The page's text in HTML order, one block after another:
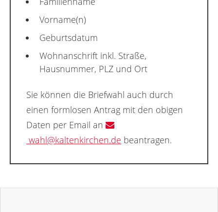
Vorname(n)
Geburtsdatum
Wohnanschrift inkl. Straße,
Hausnummer, PLZ und Ort
Sie können die Briefwahl auch durch
einen formlosen Antrag mit den obigen
Daten per Email an
wahl@kaltenkirchen.de beantragen.